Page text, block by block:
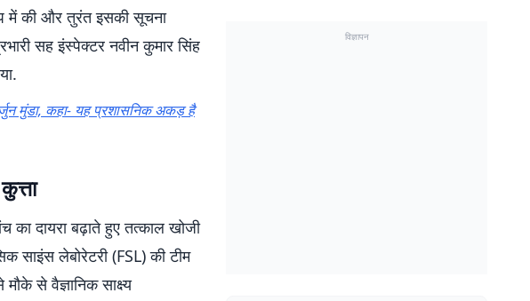
में की और तुरंत इसकी सूचना
सह इंस्पेक्टर नवीन कुमार सिंह
मुंडा, कहा- यह प्रशासनिक अकड़ है
दायरा बढ़ाते हुए तत्काल खोजी
साइंस लेबोरेटरी (FSL) की टीम
से वैज्ञानिक साक्ष्य
विज्ञापन